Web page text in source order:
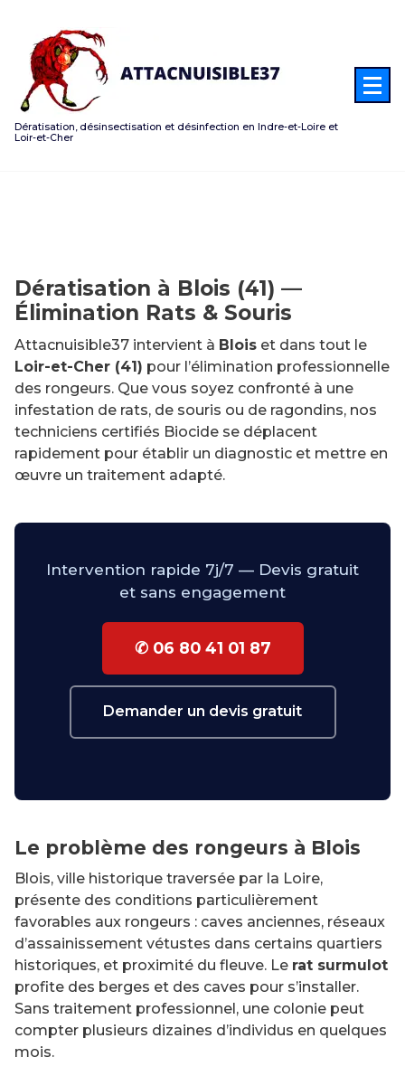
contenu
Dératisation, désinsectisation et désinfection en Indre-et-Loire et
Loir-et-Cher
Dératisation à Blois (41) —
Élimination Rats & Souris
Attacnuisible37 intervient à Blois et dans tout le
Loir-et-Cher (41) pour l’élimination professionnelle
des rongeurs. Que vous soyez confronté à une
infestation de rats, de souris ou de ragondins, nos
techniciens certifiés Biocide se déplacent
rapidement pour établir un diagnostic et mettre en
œuvre un traitement adapté.
Intervention rapide 7j/7 — Devis gratuit
et sans engagement
✆ 06 80 41 01 87
Demander un devis gratuit
Le problème des rongeurs à Blois
Blois, ville historique traversée par la Loire,
présente des conditions particulièrement
favorables aux rongeurs : caves anciennes, réseaux
d’assainissement vétustes dans certains quartiers
historiques, et proximité du fleuve. Le rat surmulot
profite des berges et des caves pour s’installer.
Sans traitement professionnel, une colonie peut
compter plusieurs dizaines d’individus en quelques
mois.